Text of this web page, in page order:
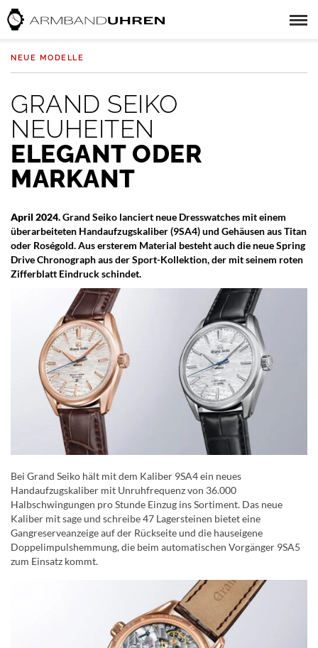
NEUE MODELLE
GRAND SEIKO
NEUHEITEN
ELEGANT ODER
MARKANT
April 2024.Grand Seiko lanciert neue Dresswatches mit einem
überarbeiteten Handaufzugskaliber (9SA4) und Gehäusen aus Titan
oder Roségold. Aus ersterem Material besteht auch die neue Spring
Drive Chronograph aus der Sport-Kollektion, der mit seinem roten
Zifferblatt Eindruck schindet.
Bei Grand Seiko hält mit dem Kaliber 9SA4 ein neues
Handaufzugskaliber mit Unruhfrequenz von 36.000
Halbschwingungen pro Stunde Einzug ins Sortiment. Das neue
Kaliber mit sage und schreibe 47 Lagersteinen bietet eine
Gangreserveanzeige auf der Rückseite und die hauseigene
Doppelimpulshemmung, die beim automatischen Vorgänger 9SA5
zum Einsatz kommt.